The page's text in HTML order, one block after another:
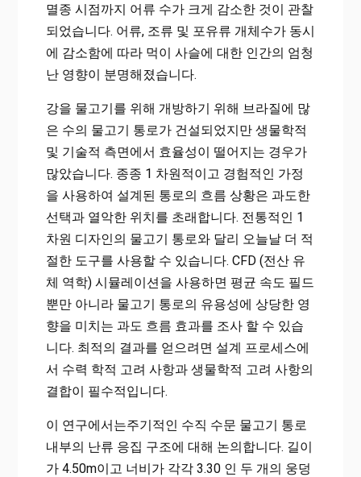
멸종 시점까지 어류 수가 크게 감소한 것이 관찰
되었습니다. 어류, 조류 및 포유류 개체수가 동시
에 감소함에 따라 먹이 사슬에 대한 인간의 엄청
난 영향이 분명해졌습니다.
강을 물고기를 위해 개방하기 위해 브라질에 많
은 수의 물고기 통로가 건설되었지만 생물학적
및 기술적 측면에서 효율성이 떨어지는 경우가
많았습니다. 종종 1 차원적이고 경험적인 가정
을 사용하여 설계된 통로의 흐름 상황은 과도한
선택과 열악한 위치를 초래합니다. 전통적인 1
차원 디자인의 물고기 통로와 달리 오늘날 더 적
절한 도구를 사용할 수 있습니다. CFD (전산 유
체 역학) 시뮬레이션을 사용하면 평균 속도 필드
뿐만 아니라 물고기 통로의 유용성에 상당한 영
향을 미치는 과도 흐름 효과를 조사 할 수 있습
니다. 최적의 결과를 얻으려면 설계 프로세스에
서 수력 학적 고려 사항과 생물학적 고려 사항의
결합이 필수적입니다.
이 연구에서는주기적인 수직 수문 물고기 통로
내부의 난류 응집 구조에 대해 논의합니다. 길이
가 4.50m이고 너비가 각각 3.30 인 두 개의 웅덩